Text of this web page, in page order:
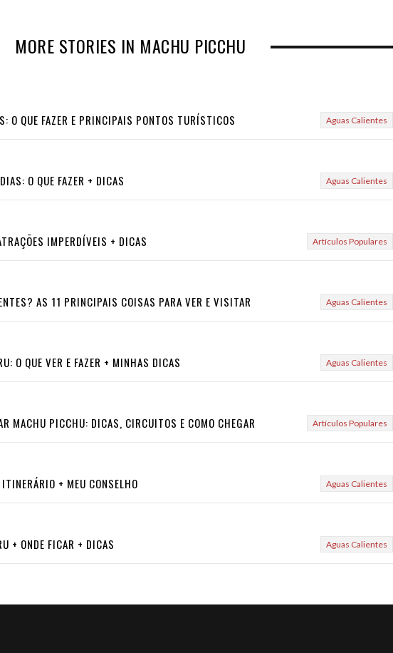
MORE STORIES IN MACHU PICCHU
O QUE FAZER E PRINCIPAIS PONTOS TURÍSTICOS Aguas Calientes
O QUE FAZER + DICAS Aguas Calientes
IMPERDÍVEIS + DICAS Artículos Populares
AS 11 PRINCIPAIS COISAS PARA VER E VISITAR Aguas Calientes
O QUE VER E FAZER + MINHAS DICAS Aguas Calientes
MACHU PICCHU: DICAS, CIRCUITOS E COMO CHEGAR Artículos Populares
+ MEU CONSELHO Aguas Calientes
+ ONDE FICAR + DICAS Aguas Calientes